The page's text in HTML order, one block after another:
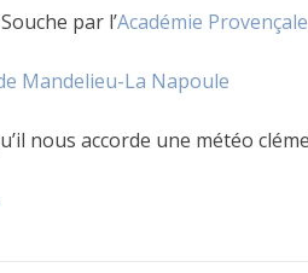
par l’Académie
Mandelieu-La Napoule
nous accorde une météo